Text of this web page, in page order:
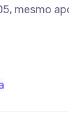
mesmo